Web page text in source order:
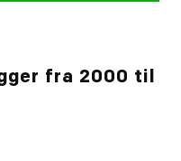
fra 2000 til